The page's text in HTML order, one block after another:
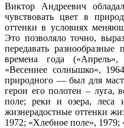
Виктор Андреевич
чувствовать цвет в
оттенки в условиях
Это позволяло точно,
передавать
времена года
«Весеннее солнышко»,
природного — был для
герои его полотен – луга,
поле; реки и озера, леса
жизнерадостные оттенки
1972; «Хлебное поле»,